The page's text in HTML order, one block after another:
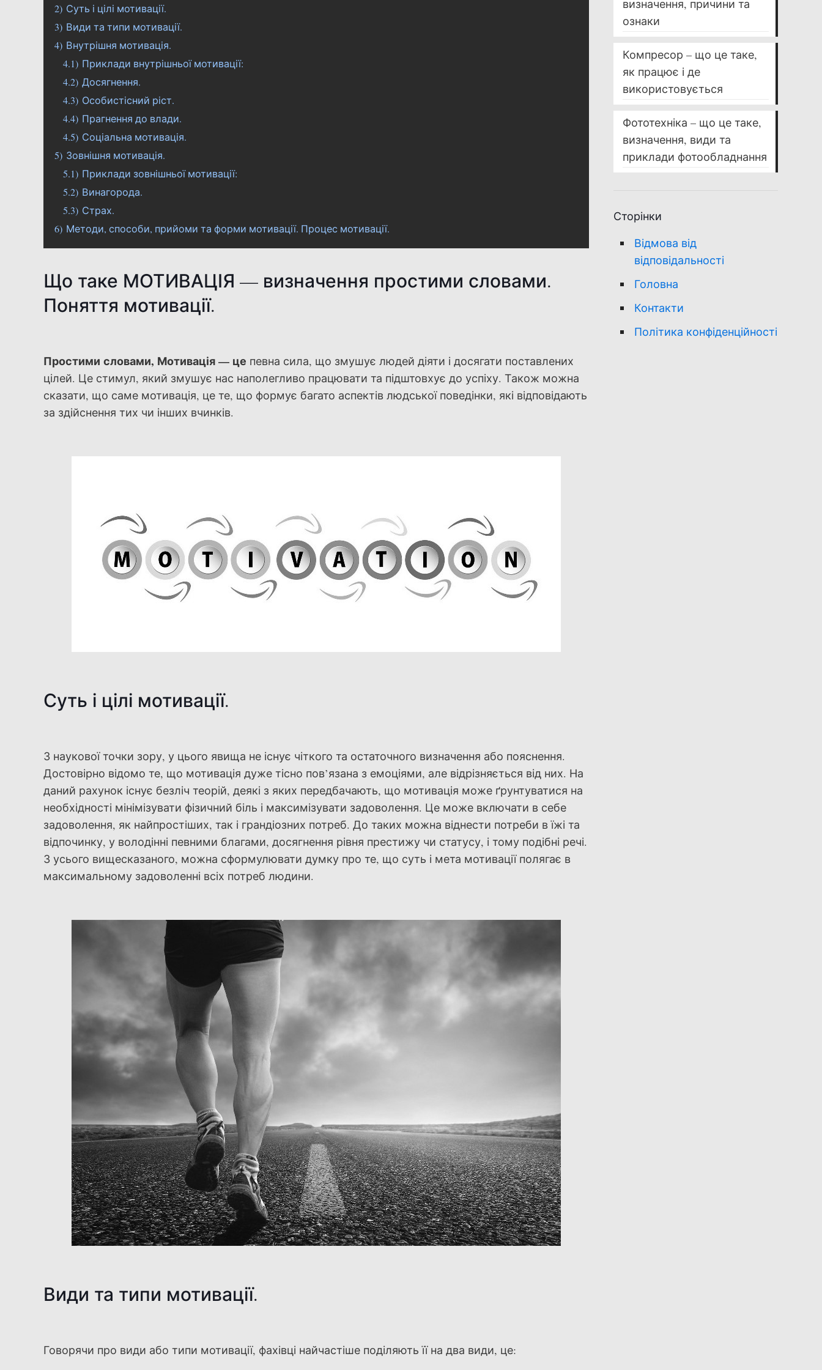
2) Суть і цілі мотивації.
3) Види та типи мотивації.
4) Внутрішня мотивація.
4.1) Приклади внутрішньої мотивації:
4.2) Досягнення.
4.3) Особистісний ріст.
4.4) Прагнення до влади.
4.5) Соціальна мотивація.
5) Зовнішня мотивація.
5.1) Приклади зовнішньої мотивації:
5.2) Винагорода.
5.3) Страх.
6) Методи, способи, прийоми та форми мотивації. Процес мотивації.
Що таке МОТИВАЦІЯ — визначення простими словами.
Поняття мотивації.
Простими словами, Мотивація — це певна сила, що змушує людей діяти і досягати поставлених
цілей. Це стимул, який змушує нас наполегливо працювати та підштовхує до успіху. Також можна
сказати, що саме мотивація, це те, що формує багато аспектів людської поведінки, які відповідають
за здійснення тих чи інших вчинків.
Суть і цілі мотивації.
З наукової точки зору, у цього явища не існує чіткого та остаточного визначення або пояснення.
Достовірно відомо те, що мотивація дуже тісно пов’язана з емоціями, але відрізняється від них. На
даний рахунок існує безліч теорій, деякі з яких передбачають, що мотивація може ґрунтуватися на
необхідності мінімізувати фізичний біль і максимізувати задоволення. Це може включати в себе
задоволення, як найпростіших, так і грандіозних потреб. До таких можна віднести потреби в їжі та
відпочинку, у володінні певними благами, досягнення рівня престижу чи статусу, і тому подібні речі.
З усього вищесказаного, можна сформулювати думку про те, що суть і мета мотивації полягає в
максимальному задоволенні всіх потреб людини.
Види та типи мотивації.
Говорячи про види або типи мотивації, фахівці найчастіше поділяють її на два види, це:
визначення, причини та
ознаки
Компресор – що це таке,
як працює і де
використовується
Фототехніка – що це таке,
визначення, види та
приклади фотообладнання
Сторінки
Відмова від
відповідальності
Головна
Контакти
Політика конфіденційності